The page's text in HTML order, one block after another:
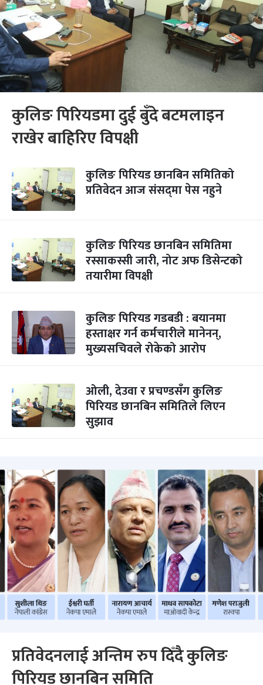
कुलिङ पिरियडमा दुई बुँदे बटमलाइन
राखेर बाहिरिए विपक्षी
कुलिङ पिरियड छानबिन समितिको
प्रतिवेदन आज संसद्‌मा पेस नहुने
कुलिङ पिरियड छानबिन समितिमा
रस्साकस्सी जारी, नोट अफ डिसेन्टको
तयारीमा विपक्षी
कुलिङ पिरियड गडबडी : बयानमा
हस्ताक्षर गर्न कर्मचारीले मानेनन्,
मुख्यसचिवले रोकेको आरोप
ओली, देउवा र प्रचण्डसँग कुलिङ
पिरियड छानबिन समितिले लिएन
सुझाव
प्रतिवेदनलाई अन्तिम रुप दिँदै कुलिङ
पिरियड छानबिन समिति